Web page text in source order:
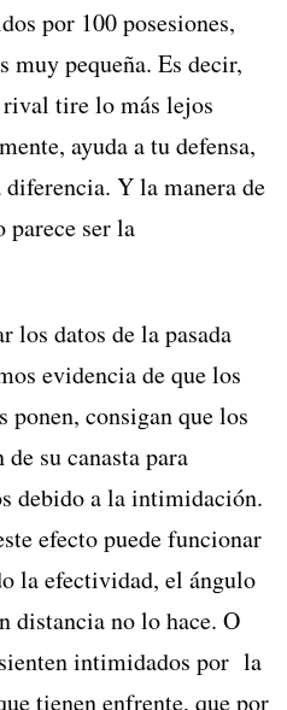
por 100 posesiones,
muy pequeña. Es decir,
tire lo más lejos
ayuda a tu defensa,
Y la manera de
parece ser la
los datos de la pasada
evidencia de que los
ponen, consigan que los
su canasta para
debido a la intimidación.
efecto puede funcionar
la efectividad, el ángulo
distancia no lo hace. O
intimidados por la
tienen enfrente, que por